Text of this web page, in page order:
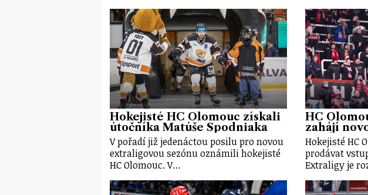
Hokejisté HC Olomouc získali
útočníka Matúše Spodniaka
V pořadí již jedenáctou posilu pro novou
extraligovou sezónu oznámili hokejisté
HC Olomouc. V…
HC
zahájí
Hokejisté HC
prodávat
Extraligy je